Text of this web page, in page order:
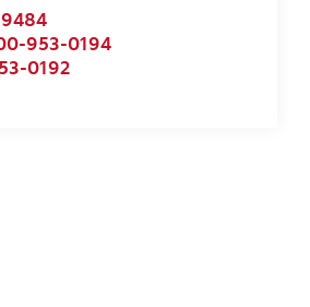
953-0194
0192